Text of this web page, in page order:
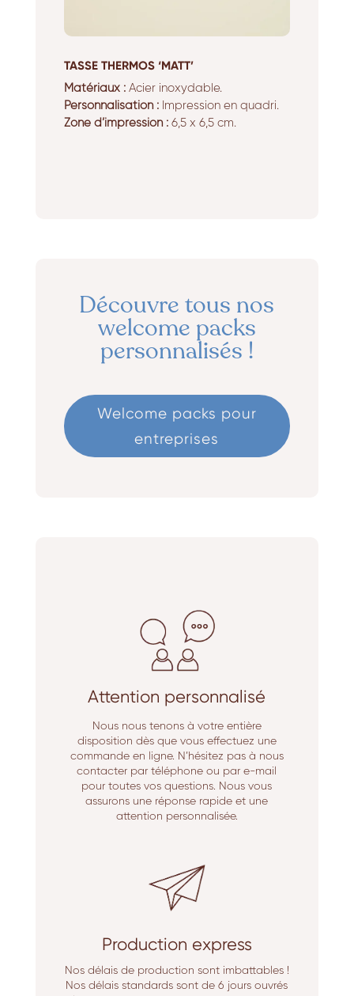
TASSE THERMOS ‘MATT’
Matériaux :Acier inoxydable.
Personnalisation :Impression en quadri.
Zone d’impression :6,5 x 6,5 cm.
Découvre tous nos
welcome packs
personnalisés !
Welcome packs pour
entreprises
Attention personnalisé
Nous nous tenons à votre entière
disposition dès que vous effectuez une
commande en ligne. N’hésitez pas à nous
contacter par téléphone ou par e-mail
pour toutes vos questions. Nous vous
assurons une réponse rapide et une
attention personnalisée.
Production express
Nos délais de production sont imbattables !
Nos délais standards sont de 6 jours ouvrés